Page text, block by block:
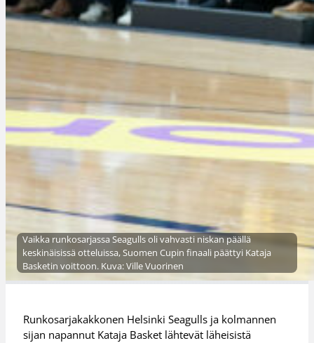
Vaikka runkosarjassa Seagulls oli vahvasti niskan päällä
keskinäisissä otteluissa, Suomen Cupin finaali päättyi Kataja
Basketin voittoon. Kuva: Ville Vuorinen
Runkosarjakakkonen Helsinki Seagulls ja kolmannen
sijan napannut Kataja Basket lähtevät läheisistä